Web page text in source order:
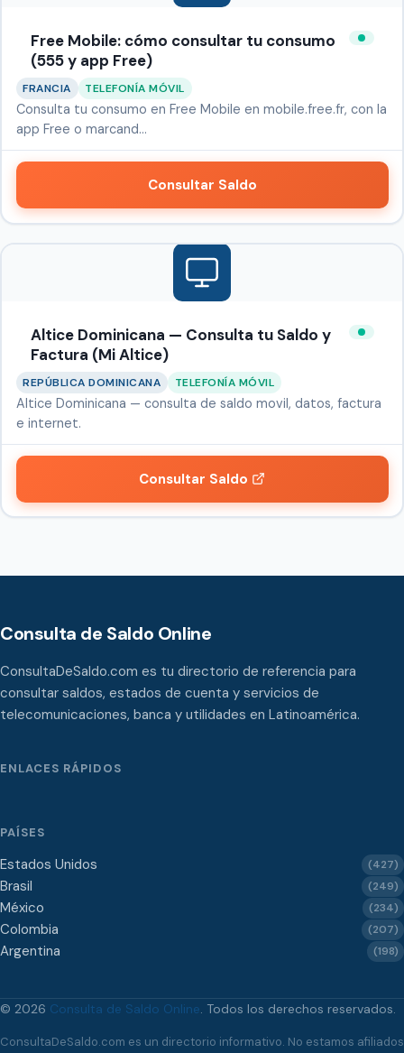
Free Mobile: cómo consultar tu consumo
(555 y app Free)
FRANCIA TELEFONÍA MÓVIL
Consulta tu consumo en Free Mobile en mobile.free.fr, con la
app Free o marcand…
Consultar Saldo
Altice Dominicana — Consulta tu Saldo y
Factura (Mi Altice)
REPÚBLICA DOMINICANA TELEFONÍA MÓVIL
Altice Dominicana — consulta de saldo movil, datos, factura
e internet.
Consultar Saldo
Consulta de Saldo Online
ConsultaDeSaldo.com es tu directorio de referencia para
consultar saldos, estados de cuenta y servicios de
telecomunicaciones, banca y utilidades en Latinoamérica.
ENLACES RÁPIDOS
PAÍSES
Estados Unidos (427)
Brasil (249)
México (234)
Colombia (207)
Argentina (198)
© 2026 Consulta de Saldo Online. Todos los derechos reservados.
ConsultaDeSaldo.com es un directorio informativo. No estamos afiliados